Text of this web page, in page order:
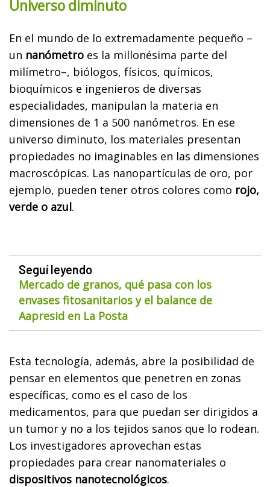
Universo diminuto
En el mundo de lo extremadamente pequeño –
un nanómetro es la millonésima parte del
milímetro–, biólogos, físicos, químicos,
bioquímicos e ingenieros de diversas
especialidades, manipulan la materia en
dimensiones de 1 a 500 nanómetros. En ese
universo diminuto, los materiales presentan
propiedades no imaginables en las dimensiones
macroscópicas. Las nanopartículas de oro, por
ejemplo, pueden tener otros colores como rojo,
verde o azul.
Seguí leyendo
Mercado de granos, qué pasa con los
envases fitosanitarios y el balance de
Aapresid en La Posta
Esta tecnología, además, abre la posibilidad de
pensar en elementos que penetren en zonas
específicas, como es el caso de los
medicamentos, para que puedan ser dirigidos a
un tumor y no a los tejidos sanos que lo rodean.
Los investigadores aprovechan estas
propiedades para crear nanomateriales o
dispositivos nanotecnológicos.